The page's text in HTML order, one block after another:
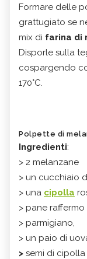
Formare delle
grattugiato se
mix di farina di
Disporle sulla
cospargendo
170°C.
Polpette di
Ingredienti:
> 2 melanzane
> un cucchiaio
> una cipolla
> pane
> parmigiano,
> un paio di
> semi di cipolla